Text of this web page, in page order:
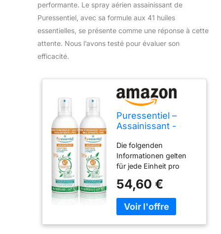
performante. Le spray aérien assainissant de
Puressentiel, avec sa formule aux 41 huiles
essentielles, se présente comme une réponse à cette
attente. Nous l’avons testé pour évaluer son
efficacité.
Puressentiel –
Assainissant -
41 Huiles
Essentielles -
100% pures et
naturelles -
Efficacité prouvée
contre les virus,
germes et
la pollution de l’air
Die folgenden
Informationen gelten
für jede Einheit pro
informations ci-
dessous s'appliquent à
chaque unité du pack
RENDEZ VOTRE AIR
INTERIEUR PLUS SAIN :
54,60 €